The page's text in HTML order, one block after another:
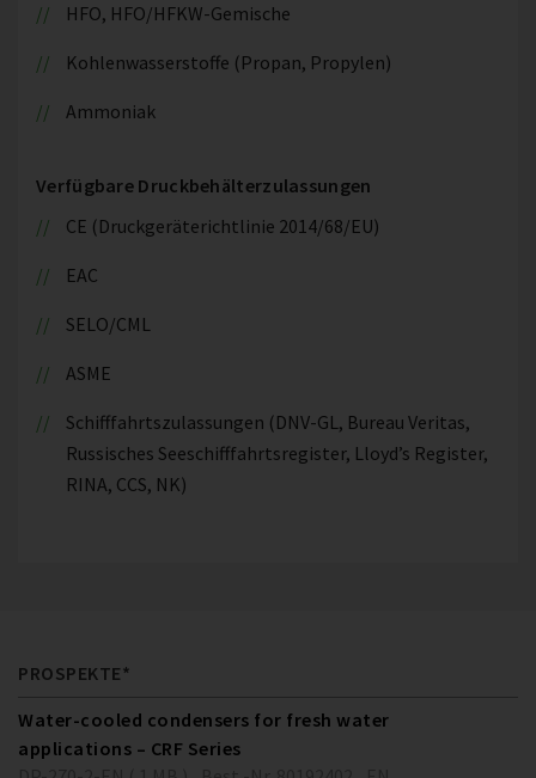
HFO, HFO/HFKW-Gemische
Kohlenwasserstoffe (Propan, Propylen)
Ammoniak
Verfügbare Druckbehälterzulassungen
CE (Druckgeräterichtlinie 2014/68/EU)
EAC
SELO/CML
ASME
Schifffahrtszulassungen (DNV-GL, Bureau Veritas,
Russisches Seeschifffahrtsregister, Lloyd’s Register,
RINA, CCS, NK)
PROSPEKTE*
Water-cooled condensers for fresh water
applications – CRF Series